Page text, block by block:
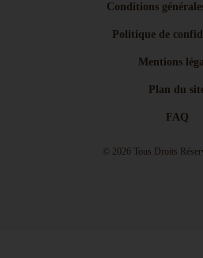
Conditions
Politique de
Mentions
Plan du
FAQ
© 2026 Tous Droits